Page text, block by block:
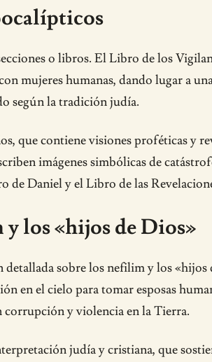
o libros. El Libro de los
mujeres humanas, dando lugar a
según la tradición judía.
que contiene visiones proféticas y
imágenes simbólicas de
de Daniel y el Libro de las
los «hijos de Dios»
sobre los nefilim y los
en el cielo para tomar esposas
corrupción y violencia en la Tierra.
judía y cristiana, que